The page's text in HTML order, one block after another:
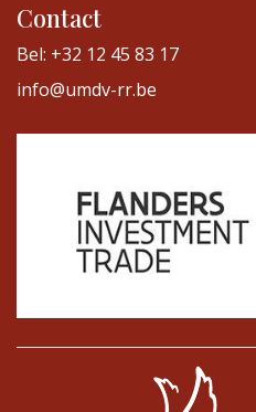
Contact
Bel: +32 12 45 83 17
info@umdv-rr.be